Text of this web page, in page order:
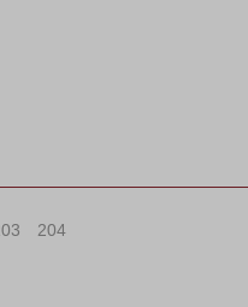
204